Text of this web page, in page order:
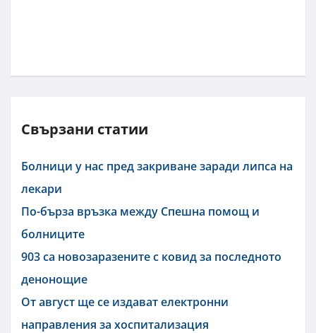
Свързани статии
Болници у нас пред закриване заради липса на
лекари
По-бърза връзка между Спешна помощ и
болниците
903 са новозаразените с ковид за последното
денонощие
От август ще се издават електронни
направления за хоспитализация